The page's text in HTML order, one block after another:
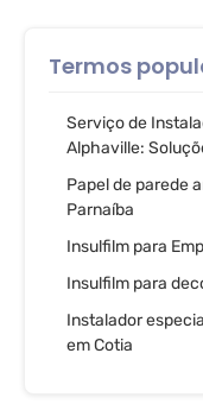
Termos
Serviço de
Alphaville:
Papel de parede
Parnaíba
Insulfilm para
Insulfilm para
Instalador
em Cotia